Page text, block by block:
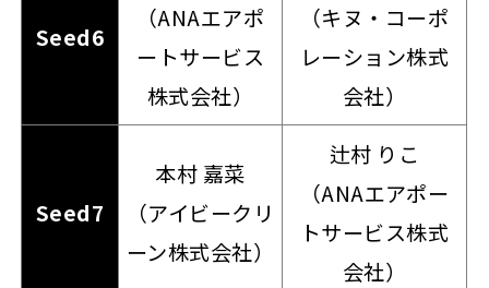
Seed6
（ANAエアポ
ートサービス
株式会社）
（キヌ・コーポ
レーション株式
会社）
Seed7
本村 嘉菜
（アイビークリ
ーン株式会社）
辻村 りこ
（ANAエアポー
トサービス株式
会社）